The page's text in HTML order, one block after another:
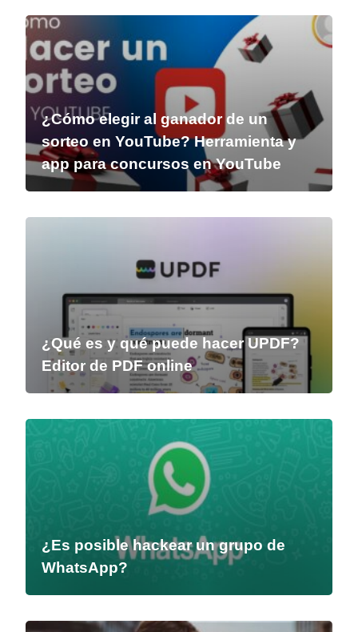
¿Cómo elegir al ganador de un
sorteo en YouTube? Herramienta y
app para concursos en YouTube
¿Qué es y qué puede hacer UPDF?
Editor de PDF online
¿Es posible hackear un grupo de
WhatsApp?